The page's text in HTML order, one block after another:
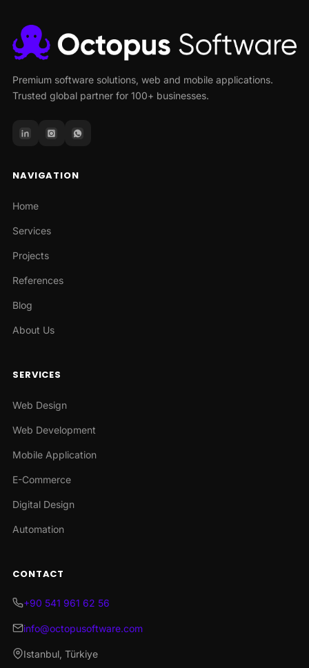
Premium software solutions, web and mobile applications.
Trusted global partner for 100+ businesses.
NAVIGATION
Home
Services
Projects
References
Blog
About Us
SERVICES
Web Design
Web Development
Mobile Application
E-Commerce
Digital Design
Automation
CONTACT
+90 541 961 62 56
info@octopusoftware.com
Istanbul, Türkiye